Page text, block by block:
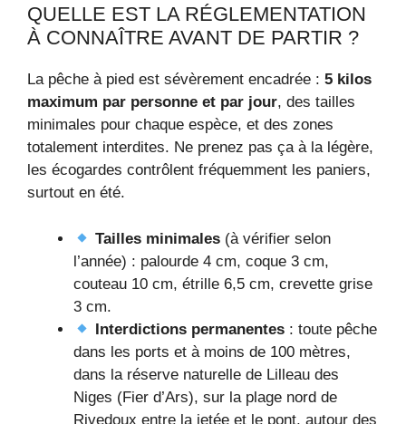
QUELLE EST LA RÉGLEMENTATION
À CONNAÎTRE AVANT DE PARTIR ?
La pêche à pied est sévèrement encadrée : 5 kilos
maximum par personne et par jour, des tailles
minimales pour chaque espèce, et des zones
totalement interdites. Ne prenez pas ça à la légère,
les écogardes contrôlent fréquemment les paniers,
surtout en été.
Tailles minimales (à vérifier selon
l’année) : palourde 4 cm, coque 3 cm,
couteau 10 cm, étrille 6,5 cm, crevette grise
3 cm.
Interdictions permanentes : toute pêche
dans les ports et à moins de 100 mètres,
dans la réserve naturelle de Lilleau des
Niges (Fier d’Ars), sur la plage nord de
Rivedoux entre la jetée et le pont, autour des